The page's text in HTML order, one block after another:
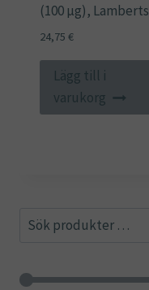
(100 µg), Lamberts
24,75 €
Lägg till i
varukorg
Sök